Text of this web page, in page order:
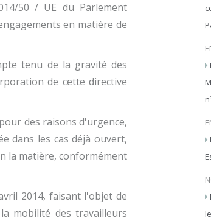
50 / UE du Parlement
en matière de
tenu de la gravité des
de cette directive
des raisons d'urgence,
dans les cas déjà ouvert,
la matière, conformément
2014, faisant l'objet de
mobilité des travailleurs